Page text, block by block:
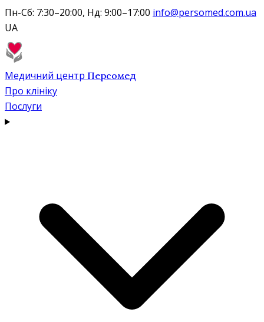
Пн-Сб: 7:30–20:00, Нд: 9:00–17:00 info@persomed.com.ua
UA
Медичний центр Персомед
Про клініку
Послуги